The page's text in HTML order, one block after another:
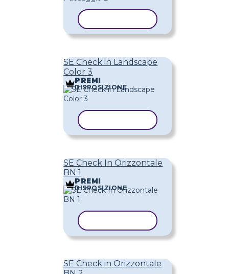
SE Check in Landscape
Color 3
PREMI
DISPOSIZIONE
SE Check In Orizzontale
BN 1
PREMI
DISPOSIZIONE
SE Check in Orizzontale